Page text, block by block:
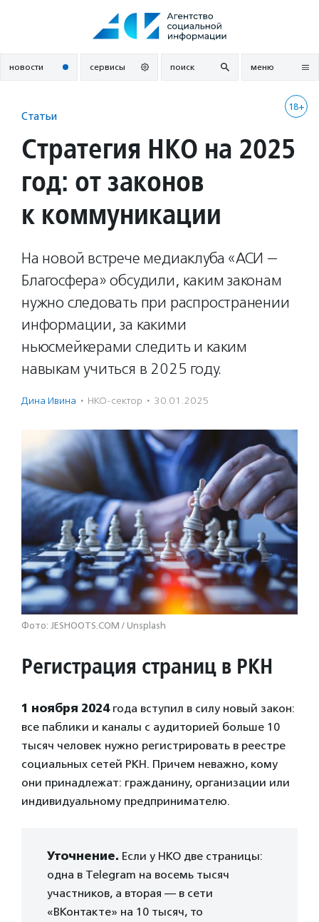
новости сервисы поиск меню
18+
Статьи
Стратегия НКО на 2025
год: от законов
к коммуникации
На новой встрече медиаклуба «АСИ —
Благосфера» обсудили, каким законам
нужно следовать при распространении
информации, за какими
ньюсмейкерами следить и каким
навыкам учиться в 2025 году.
Дина Ивина · НКО-сектор · 30.01.2025
Фото: JESHOOTS.COM / Unsplash
Регистрация страниц в РКН
1 ноября 2024года вступил в силу новый закон:
все паблики и каналы с аудиторией больше 10
тысяч человек нужно регистрировать в реестре
социальных сетей РКН. Причем неважно, кому
они принадлежат: гражданину, организации или
индивидуальному предпринимателю.
Уточнение. Если у НКО две страницы:
одна в Telegram на восемь тысяч
участников, а вторая — в сети
«ВКонтакте» на 10 тысяч, то